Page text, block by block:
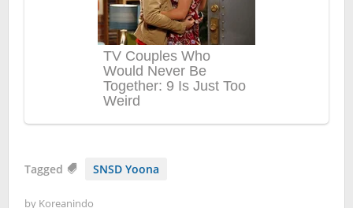
Tagged SNSD Yoona
by Koreanindo